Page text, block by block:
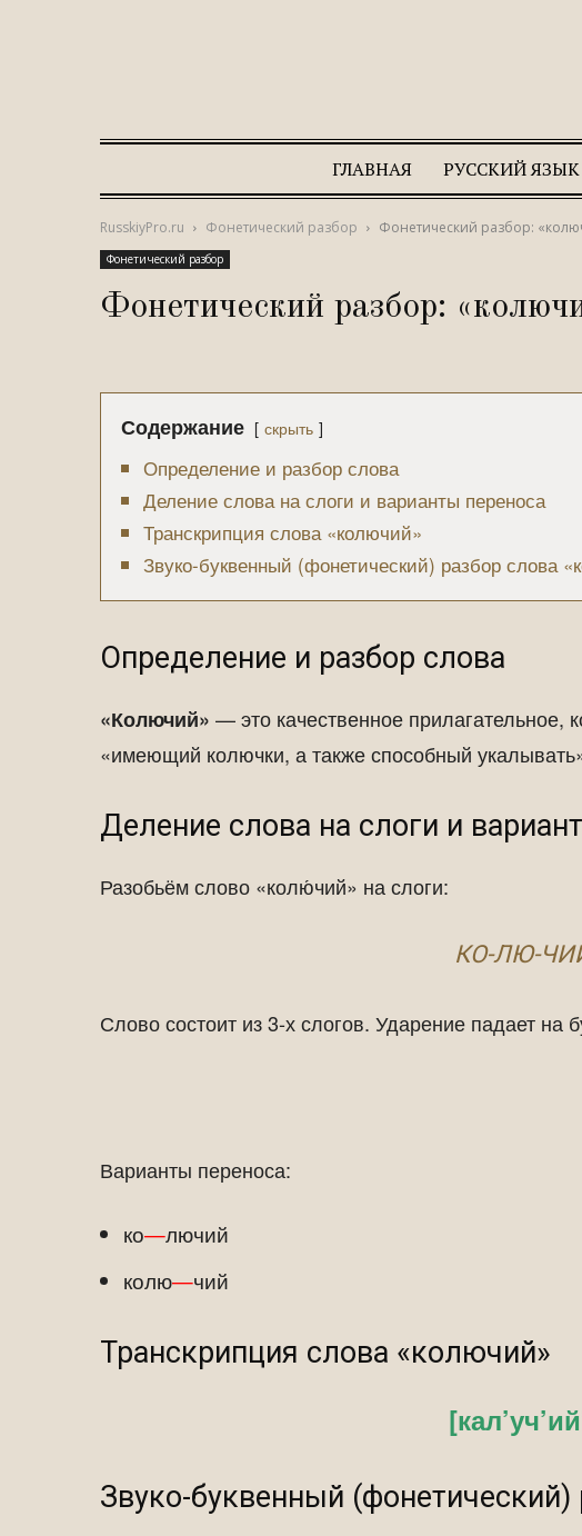
ГЛАВНАЯ РУССКИЙ ЯЗЫК
RusskiyPro.ru Фонетический разбор Фонетический разбор:
Фонетический разбор
Фонетический разбор:
Содержание скрыть
Определение и разбор слова
Деление слова на слоги и варианты переноса
Транскрипция слова «колючий»
Звуко-буквенный (фонетический) разбор слова
Определение и разбор слова
«Колючий» — это качественное прилагательное,
«имеющий колючки, а также способный
Деление слова на слоги и
Разобьём слово «колю́чий» на слоги:
КО-ЛЮ-
Слово состоит из 3-х слогов. Ударение падает на
Варианты переноса:
ко—лючий
колю—чий
Транскрипция слова «колючий»
Звуко-буквенный